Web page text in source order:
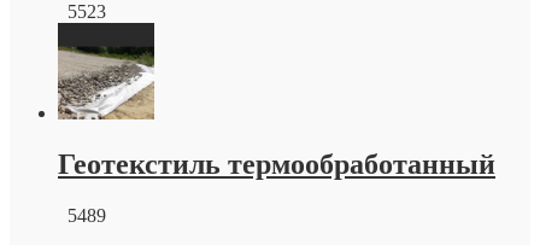
5523
Геотекстиль термообработанный
5489